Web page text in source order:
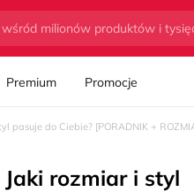
Premium Promocje
pasuje do Ciebie? [PORADNIK +
rozmiar i styl